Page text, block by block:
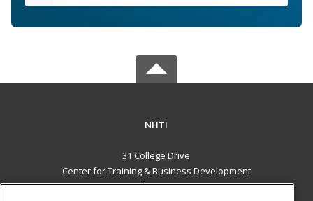
NHTI
31 College Drive
Center for Training & Business Development
Concord, NH 03301 US